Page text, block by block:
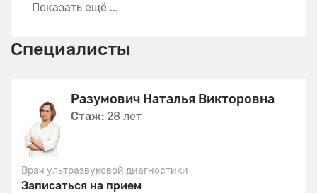
Показать ещё ...
Специалисты
Разумович Наталья Викторовна
Стаж: 28 лет
Врач ультразвуковой диагностики
Записаться на прием